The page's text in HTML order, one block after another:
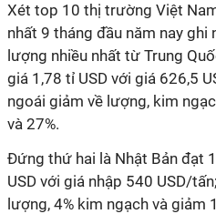
Xét top 10 thị trường Việt
nhất 9 tháng đầu năm nay ghi
lượng nhiều nhất từ Trung
giá 1,78 tỉ USD với giá 626,5
ngoái giảm về lượng, kim
và 27%.
Đứng thứ hai là Nhật Bản đạt
USD với giá nhập 540 USD/
lượng, 4% kim ngạch và giảm